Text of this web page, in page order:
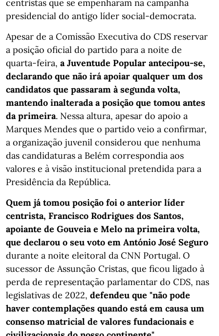
centristas que se empenharam na campanha
presidencial do antigo líder social-democrata.
Apesar de a Comissão Executiva do CDS reservar
a posição oficial do partido para a noite de
quarta-feira, a Juventude Popular antecipou-se,
declarando que não irá apoiar qualquer um dos
candidatos que passaram à segunda volta,
mantendo inalterada a posição que tomou antes
da primeira. Nessa altura, apesar do apoio a
Marques Mendes que o partido veio a confirmar,
a organização juvenil considerou que nenhuma
das candidaturas a Belém correspondia aos
valores e à visão institucional pretendida para a
Presidência da República.
Quem já tomou posição foi o anterior líder
centrista, Francisco Rodrigues dos Santos,
apoiante de Gouveia e Melo na primeira volta,
que declarou o seu voto em António José Seguro
durante a noite eleitoral da CNN Portugal. O
sucessor de Assunção Cristas, que ficou ligado à
perda de representação parlamentar do CDS, nas
legislativas de 2022, defendeu que "não pode
haver contemplações quando está em causa um
consenso matricial de valores fundacionais e